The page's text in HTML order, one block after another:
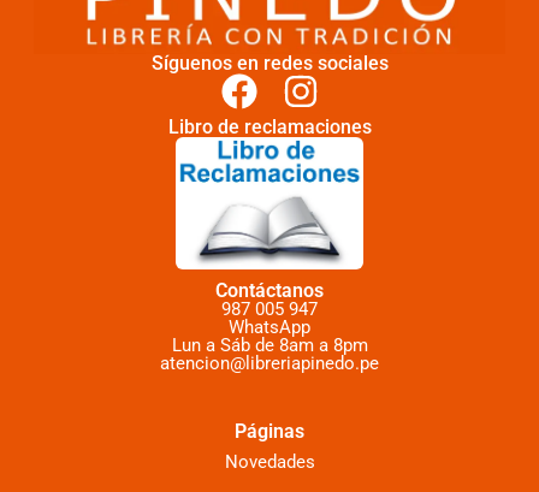
Síguenos en redes sociales
Libro de reclamaciones
Contáctanos
987 005 947
WhatsApp
Lun a Sáb de 8am a 8pm
atencion@libreriapinedo.pe
Páginas
Novedades